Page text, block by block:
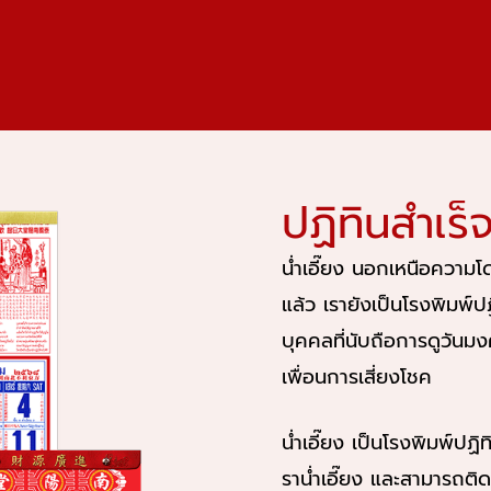
ปฏิทินสำเร็
น่ำเอี๊ยง นอกเหนือควา
แล้ว เรายังเป็นโรงพิมพ์
บุคคลที่นับถือการดูวันม
เพื่อนการเสี่ยงโชค
น่ำเอี๊ยง เป็นโรงพิมพ์ปฏิ
ราน่ำเอี๊ยง และสามาร